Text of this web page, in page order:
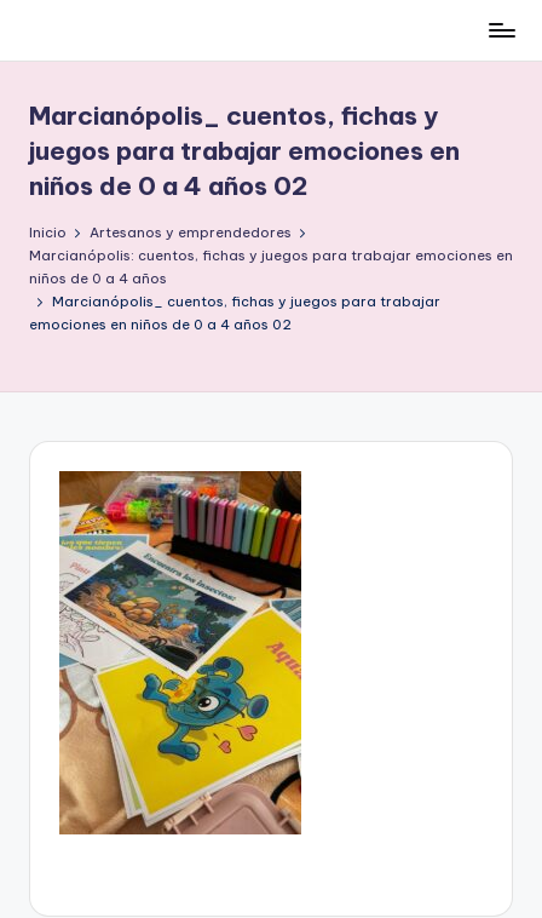
contenido
low-
cost
y
no
en
el
intento
Marcianópolis_ cuentos, fichas y
juegos para trabajar emociones en
niños de 0 a 4 años 02
Inicio
Artesanos y emprendedores
Marcianópolis: cuentos, fichas y juegos para trabajar emociones en
niños de 0 a 4 años
Marcianópolis_ cuentos, fichas y juegos para trabajar
emociones en niños de 0 a 4 años 02